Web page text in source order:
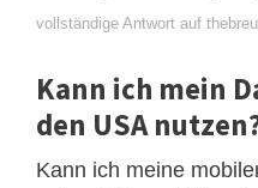
vollständige Antwort auf
Kann ich mein
den USA
Kann ich meine